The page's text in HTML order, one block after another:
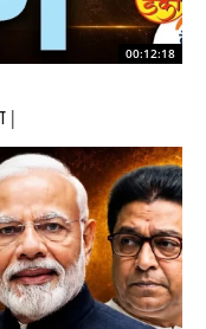
00:12:18
|